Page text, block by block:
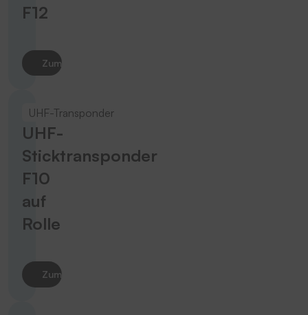
F12
Zum Produkt
UHF-Transponder
UHF-
Sticktransponder
F10
auf
Rolle
Zum Produkt